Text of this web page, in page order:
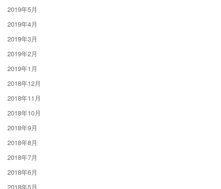
2019年5月
2019年4月
2019年3月
2019年2月
2019年1月
2018年12月
2018年11月
2018年10月
2018年9月
2018年8月
2018年7月
2018年6月
2018年5月